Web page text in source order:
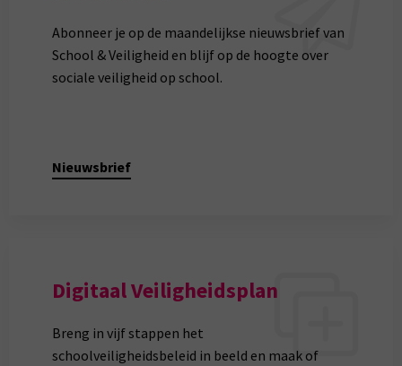
Abonneer je op de maandelijkse nieuwsbrief van
School & Veiligheid en blijf op de hoogte over
sociale veiligheid op school.
Nieuwsbrief
Digitaal Veiligheidsplan
Breng in vijf stappen het
schoolveiligheidsbeleid in beeld en maak of